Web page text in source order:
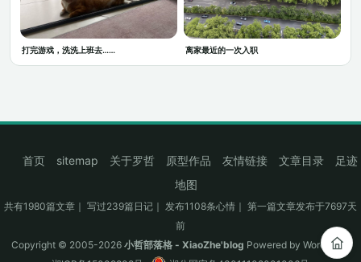
打完游戏，洗洗上班去…… 离家最近的一次入职
首页 sitemap 关于罗哲 原型作品 友情链接 文章目录
足迹
地图
共有1980篇文章｜ 写过239篇日记｜ 发布1108条心情｜ 第一篇文章发布于7697天
前
Copyright © 2005-2026 小哲部落格 - XiaoZhe'blog Powered by WordPress